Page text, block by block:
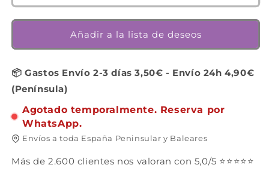
Futbolísimos
mesa
Atomo
-
2-
4
jugadores
-
años
Futbolísimos
Juego
de
mesa
-
Atomo
4
-
años
Añadir a la lista de deseos
📦 Gastos Envío 2-3 días 3,50€ - Envío 24h 4,90€
(Península)
Agotado temporalmente. Reserva por
WhatsApp.
Envíos a toda España Peninsular y Baleares
Más de 2.600 clientes nos valoran con 5,0/5 ⭐⭐⭐⭐⭐